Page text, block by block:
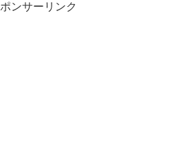
ンサーリンク